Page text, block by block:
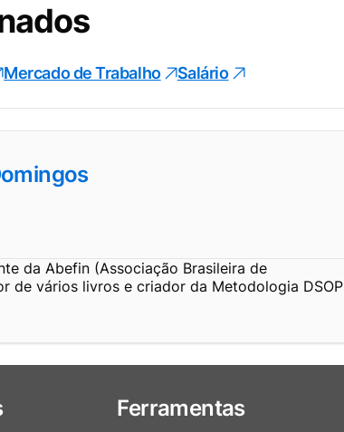
Mercado de Trabalho Salário
da Abefin (Associação Brasileira de
de vários livros e criador da Metodologia DSOP
Ferramentas